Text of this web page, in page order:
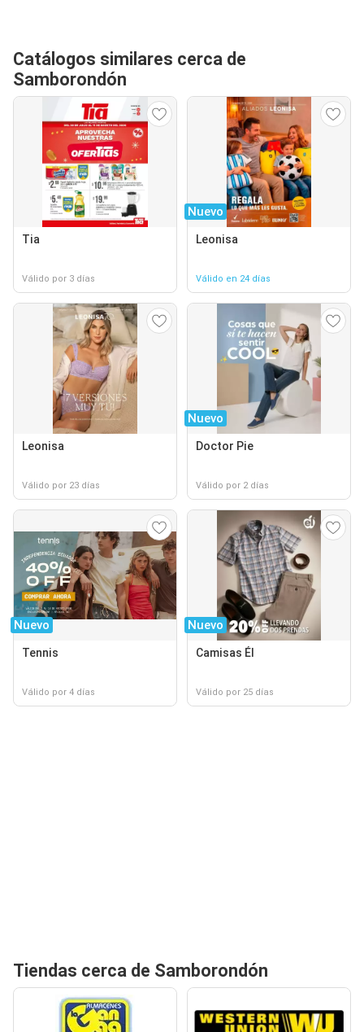
Catálogos similares cerca de
Samborondón
Tia
Válido por 3 días
Nuevo
Leonisa
Válido en 24 días
Leonisa
Válido por 23 días
Nuevo
Doctor Pie
Válido por 2 días
Nuevo
Tennis
Válido por 4 días
Nuevo
Camisas Él
Válido por 25 días
Tiendas cerca de Samborondón